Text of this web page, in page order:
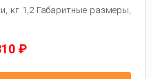
кг 1,2 Габаритные размеры,
₽